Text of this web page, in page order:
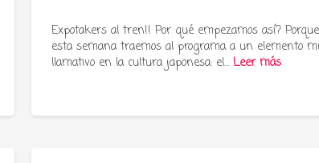
Expotakers al tren!! Por qué empezamos así? Porque
esta semana traemos al programa a un elemento
llamativo en la cultura japonesa: el…Leer más